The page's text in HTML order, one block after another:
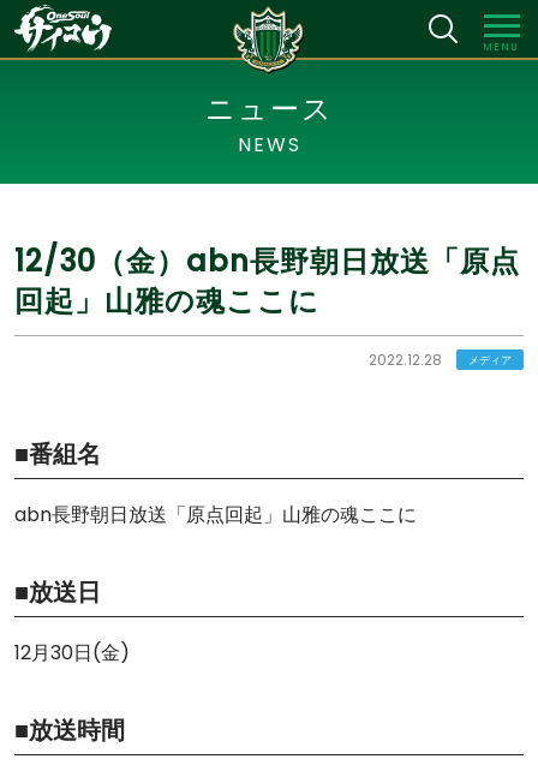
MENU
ニュース
NEWS
12/30（金）abn長野朝日放送「原点
回起」山雅の魂ここに
2022.12.28 メディア
■番組名
abn長野朝日放送「原点回起」山雅の魂ここに
■放送日
12月30日(金)
■放送時間